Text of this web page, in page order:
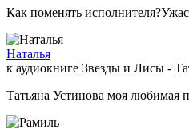
Как поменять
Наталья
к аудиокниге Звезды и Лисы -
Татьяна Устинова моя любимая